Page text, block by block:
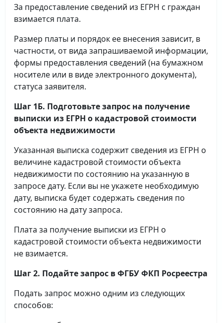
За предоставление сведений из ЕГРН с граждан
взимается плата.
Размер платы и порядок ее внесения зависит, в
частности, от вида запрашиваемой информации,
формы предоставления сведений (на бумажном
носителе или в виде электронного документа),
статуса заявителя.
Шаг 1Б. Подготовьте запрос на получение
выписки из ЕГРН о кадастровой стоимости
объекта недвижимости
Указанная выписка содержит сведения из ЕГРН о
величине кадастровой стоимости объекта
недвижимости по состоянию на указанную в
запросе дату. Если вы не укажете необходимую
дату, выписка будет содержать сведения по
состоянию на дату запроса.
Плата за получение выписки из ЕГРН о
кадастровой стоимости объекта недвижимости
не взимается.
Шаг 2. Подайте запрос в ФГБУ ФКП Росреестра
Подать запрос можно одним из следующих
способов: